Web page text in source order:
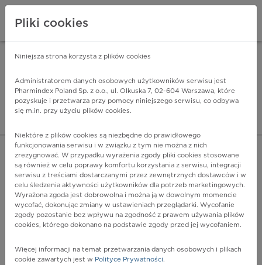
Pharmindex - lider
ZALOGUJ SIĘ
POKAŻ FILTRY
Pharmindex
Pliki cookies
Niniejsza strona korzysta z plików cookies
Administratorem danych osobowych użytkowników serwisu jest
Pharmindex Poland Sp. z o.o., ul. Olkuska 7, 02-604 Warszawa, które
pozyskuje i przetwarza przy pomocy niniejszego serwisu, co odbywa
się m.in. przy użyciu plików cookies.
Niektóre z plików cookies są niezbędne do prawidłowego
funkcjonowania serwisu i w związku z tym nie można z nich
zrezygnować. W przypadku wyrażenia zgody pliki cookies stosowane
są również w celu poprawy komfortu korzystania z serwisu, integracji
serwisu z treściami dostarczanymi przez zewnętrznych dostawców i w
celu śledzenia aktywności użytkowników dla potrzeb marketingowych.
Wyrażona zgoda jest dobrowolna i można ją w dowolnym momencie
wycofać, dokonując zmiany w ustawieniach przeglądarki. Wycofanie
zgody pozostanie bez wpływu na zgodność z prawem używania plików
cookies, którego dokonano na podstawie zgody przed jej wycofaniem.
Więcej informacji na temat przetwarzania danych osobowych i plikach
cookie zawartych jest w Polityce Prywatności.
ZA DARMO - w Google Play INSTALUJ